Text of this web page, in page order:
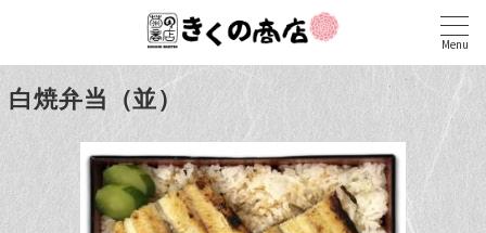
Menu
白焼弁当（並）